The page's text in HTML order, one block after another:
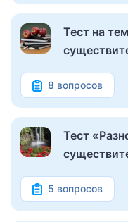
Тест на
8 вопросов
Тест
5 вопросов